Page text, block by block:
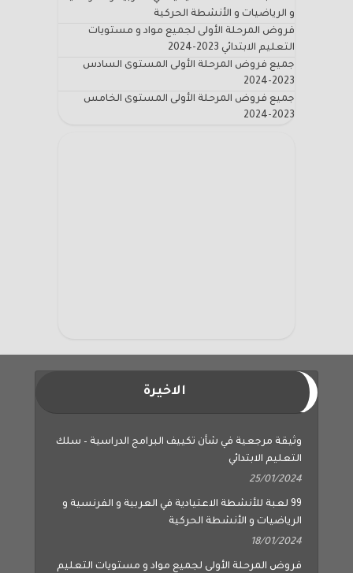
و الرياضيات و الأنشطة الحركية
فروض المرحلة الأولى لجميع مواد و مستويات
التعليم الابتدائي 2023-2024
جميع فروض المرحلة الأولى المستوى السادس
2023-2024
جميع فروض المرحلة الأولى المستوى الخامس
2023-2024
الاخيرة
وثيقة مرجعية في شأن تكييف البرامج الدراسية – سلك
التعليم الابتدائي
25/01/2024
99 لعبة للأنشطة الاعتيادية في العربية و الفرنسية و
الرياضيات و الأنشطة الحركية
18/01/2024
فروض المرحلة الأولى لجميع مواد و مستويات التعليم